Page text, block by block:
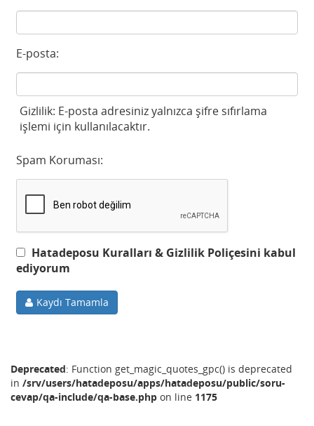
E-posta:
Gizlilik: E-posta adresiniz yalnızca şifre sıfırlama
işlemi için kullanılacaktır.
Spam Koruması:
Hatadeposu Kuralları & Gizlilik Poliçesini kabul
ediyorum
Kaydı Tamamla
Deprecated: Function get_magic_quotes_gpc() is deprecated
in /srv/users/hatadeposu/apps/hatadeposu/public/soru-
cevap/qa-include/qa-base.php on line 1175